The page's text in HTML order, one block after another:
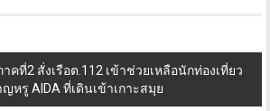
คที่2 สั่งเรือต.112 เข้าช่วยเหลือนักท่องเที่ยว
หรู AIDA ที่เดินเข้าเกาะสมุย